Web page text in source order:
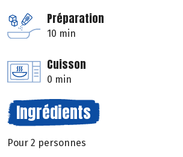
Préparation
10 min
Cuisson
0 min
Ingrédients
Pour 2 personnes